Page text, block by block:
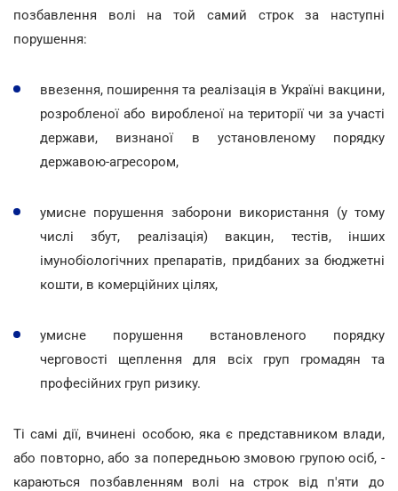
позбавлення волі на той самий строк за наступні
порушення:
ввезення, поширення та реалізація в Україні вакцини,
розробленої або виробленої на території чи за участі
держави, визнаної в установленому порядку
державою-агресором,
умисне порушення заборони використання (у тому
числі збут, реалізація) вакцин, тестів, інших
імунобіологічних препаратів, придбаних за бюджетні
кошти, в комерційних цілях,
умисне порушення встановленого порядку
черговості щеплення для всіх груп громадян та
професійних груп ризику.
Ті самі дії, вчинені особою, яка є представником влади,
або повторно, або за попередньою змовою групою осіб, -
караються позбавленням волі на строк від п'яти до